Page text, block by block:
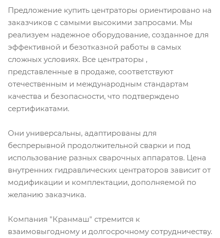
Предложение купить центраторы ориентировано на
заказчиков с самыми высокими запросами. Мы
реализуем надежное оборудование, созданное для
эффективной и безотказной работы в самых
сложных условиях. Все центраторы ,
представленные в продаже, соответствуют
отечественным и международным стандартам
качества и безопасности, что подтверждено
сертификатами.
Они универсальны, адаптированы для
беспрерывной продолжительной сварки и под
использование разных сварочных аппаратов. Цена
внутренних гидравлических центраторов зависит от
модификации и комплектации, дополняемой по
желанию заказчика.
Компания "Кранмаш" стремится к
взаимовыгодному и долгосрочному сотрудничеству.